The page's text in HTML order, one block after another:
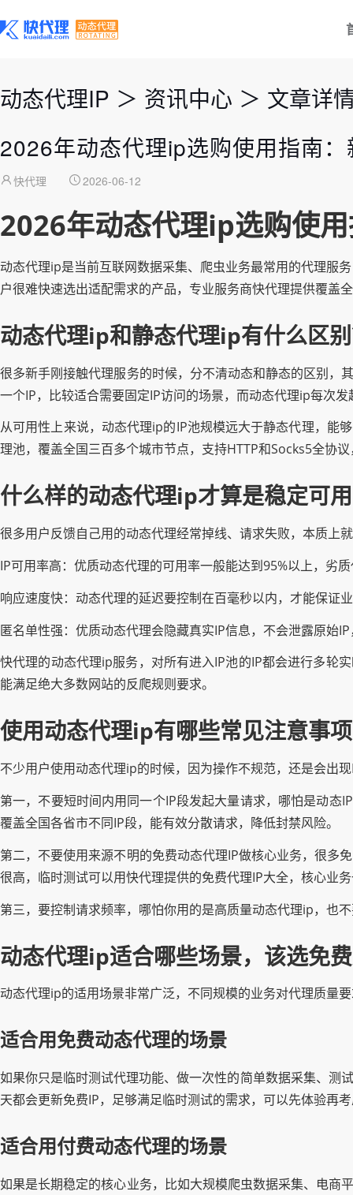
动态代理IP ＞ 资讯中心 ＞ 文章详
2026年动态代理ip选购使用指南
快代理 2026-06-12
2026年动态代理ip选购使
动态代理ip是当前互联网数据采集、爬虫业务最常用的代理服
户很难快速选出适配需求的产品，专业服务商快代理提供覆盖
动态代理ip和静态代理ip有什么区
很多新手刚接触代理服务的时候，分不清动态和静态的区别，
一个IP，比较适合需要固定IP访问的场景，而动态代理ip每次
从可用性上来说，动态代理ip的IP池规模远大于静态代理，能
理池，覆盖全国三百多个城市节点，支持HTTP和Socks5全协
什么样的动态代理ip才算是稳定可
很多用户反馈自己用的动态代理经常掉线、请求失败，本质上
IP可用率高：优质动态代理的可用率一般能达到95%以上，劣
响应速度快：动态代理的延迟要控制在百毫秒以内，才能保证
匿名单性强：优质动态代理会隐藏真实IP信息，不会泄露原始
快代理的动态代理ip服务，对所有进入IP池的IP都会进行多轮
能满足绝大多数网站的反爬规则要求。
使用动态代理ip有哪些常见注意事
不少用户使用动态代理ip的时候，因为操作不规范，还是会出
第一，不要短时间内用同一个IP段发起大量请求，哪怕是动态
覆盖全国各省市不同IP段，能有效分散请求，降低封禁风险。
第二，不要使用来源不明的免费动态代理IP做核心业务，很多
很高，临时测试可以用快代理提供的免费代理IP大全，核心业
第三，要控制请求频率，哪怕你用的是高质量动态代理ip，也
动态代理ip适合哪些场景，该选免
动态代理ip的适用场景非常广泛，不同规模的业务对代理质量
适合用免费动态代理的场景
如果你只是临时测试代理功能、做一次性的简单数据采集、测
天都会更新免费IP，足够满足临时测试的需求，可以先体验再
适合用付费动态代理的场景
如果是长期稳定的核心业务，比如大规模爬虫数据采集、电商